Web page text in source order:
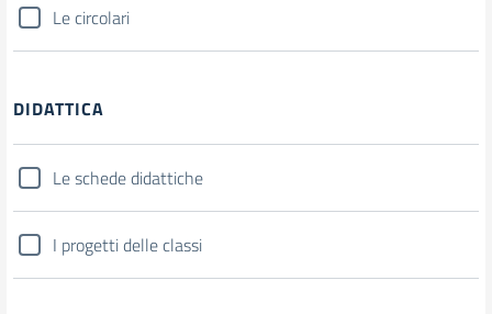
Le circolari
DIDATTICA
Le schede didattiche
I progetti delle classi